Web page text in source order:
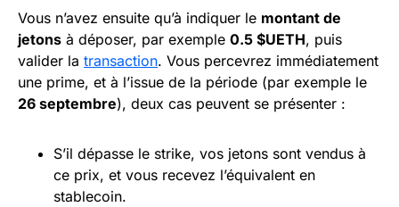
Vous n’avez ensuite qu’à indiquer le montant de
jetons à déposer, par exemple 0.5 $UETH, puis
valider la transaction. Vous percevrez immédiatement
une prime, et à l’issue de la période (par exemple le
26 septembre), deux cas peuvent se présenter :
S’il dépasse le strike, vos jetons sont vendus à
ce prix, et vous recevez l’équivalent en
stablecoin.